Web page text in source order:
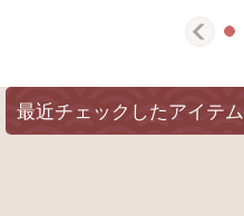
最近チェックしたアイテム